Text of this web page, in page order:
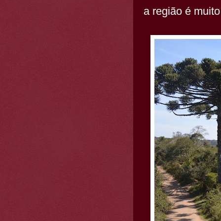
a região é